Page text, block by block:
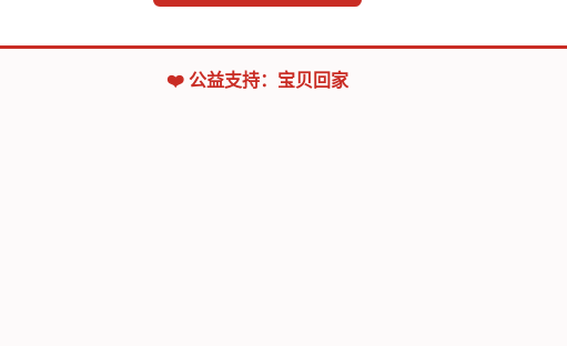
❤️ 公益支持：宝贝回家